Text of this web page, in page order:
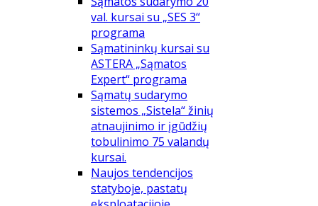
val. kursai su „SES 3“
programa
Sąmatininkų kursai su
ASTERA „Sąmatos
Expert“ programa
Sąmatų sudarymo
sistemos „Sistela“ žinių
atnaujinimo ir įgūdžių
tobulinimo 75 valandų
kursai.
Naujos tendencijos
statyboje, pastatų